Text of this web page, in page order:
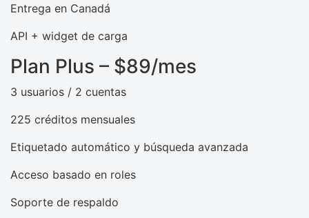
Entrega en Canadá
API + widget de carga
Plan Plus – $89/mes
3 usuarios / 2 cuentas
225 créditos mensuales
Etiquetado automático y búsqueda avanzada
Acceso basado en roles
Soporte de respaldo